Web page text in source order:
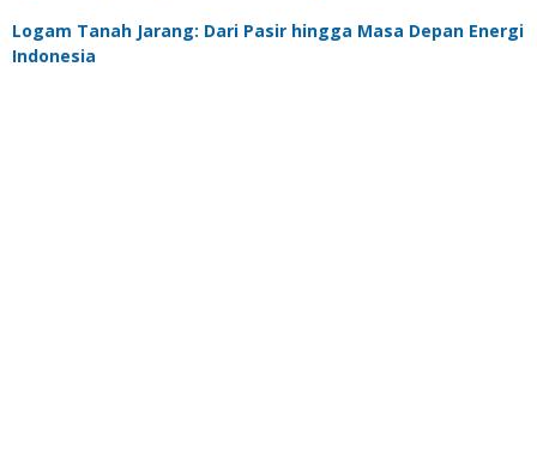
Logam Tanah Jarang: Dari Pasir hingga Masa Depan Energi
Indonesia